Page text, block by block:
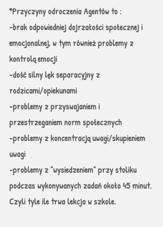
*Przyczyny odroczenia Agentów to :
-brak odpowiedniej dojrzałości społecznej i
emocjonalnej, w tym również problemy z
kontrolą emocji
-dość silny lęk separacyjny z
rodzicami/opiekunami
-problemy z przyswajaniem i
przestrzeganiem norm społecznych
-problemy z koncentracją uwagi/skupieniem
uwagi
-problemy z "wysiedzeniem" przy stoliku
podczas wykonywanych zadań około 45 minut.
Czyli tyle ile trwa lekcja w szkole.